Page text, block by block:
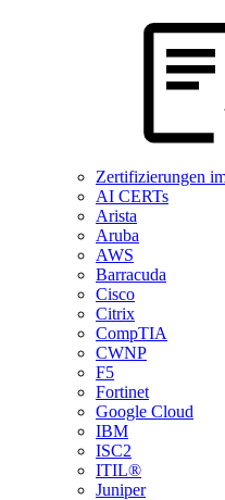
Zertifizierungen
AI CERTs
Arista
Aruba
AWS
Barracuda
Cisco
Citrix
CompTIA
CWNP
F5
Fortinet
Google Cloud
IBM
ISC2
ITIL®
Juniper